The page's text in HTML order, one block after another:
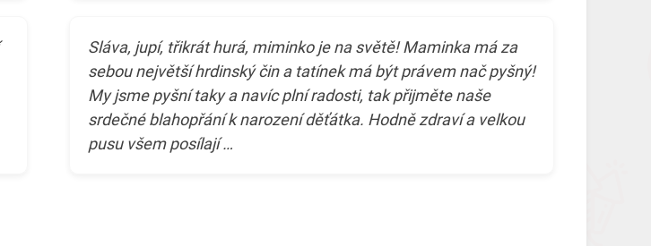
Sláva, jupí, třikrát hurá, miminko je na světě! Maminka má za
sebou největší hrdinský čin a tatínek má být právem nač pyšný!
My jsme pyšní taky a navíc plní radosti, tak přijměte naše
srdečné blahopřání k narození děťátka. Hodně zdraví a velkou
pusu všem posílají …